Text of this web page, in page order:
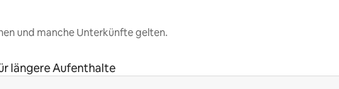
und manche Unterkünfte gelten.
längere Aufenthalte